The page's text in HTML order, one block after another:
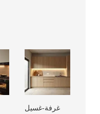
غرفة-غسيل